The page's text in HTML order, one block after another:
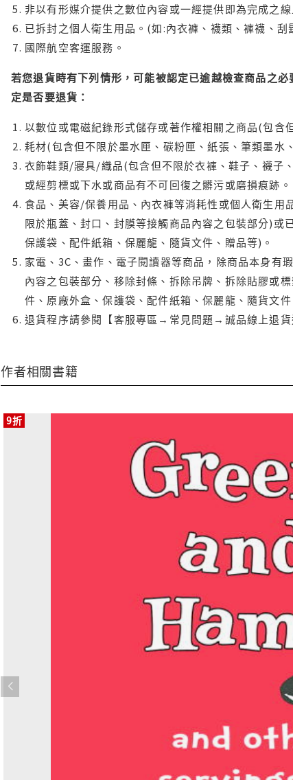
非以有形媒介提供之數位內容或一經提供即為完成之
已拆封之個人衛生用品。(如:內衣褲、襪類、褲襪、刮
國際航空客運服務。
若您退貨時有下列情形，可能被認定已逾越檢查商品之
定是否要退貨：
以數位或電磁紀錄形式儲存或著作權相關之商品(包含
耗材(包含但不限於墨水匣、碳粉匣、紙張、筆類墨水
衣飾鞋類/寢具/織品(包含但不限於衣褲、鞋子、襪子
或經剪標或下水或商品有不可回復之髒污或磨損痕跡。
食品、美容/保養用品、內衣褲等消耗性或個人衛生用
限於瓶蓋、封口、封膜等接觸商品內容之包裝部分)
保護袋、配件紙箱、保麗龍、隨貨文件、贈品等)。
家電、3C、畫作、電子閱讀器等商品，除商品本身有
內容之包裝部分、移除封條、拆除吊牌、拆除貼膠或
件、原廠外盒、保護袋、配件紙箱、保麗龍、隨貨文件
退貨程序請參閱【客服專區→常見問題→誠品線上退貨
作者相關書籍
9折